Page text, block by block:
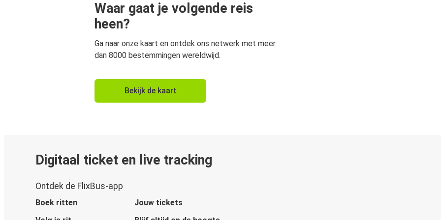
Waar gaat je volgende reis
heen?
Ga naar onze kaart en ontdek ons netwerk met meer
dan 8000 bestemmingen wereldwijd.
Bekijk de kaart
Digitaal ticket en live tracking
Ontdek de FlixBus-app
Boek ritten
Jouw tickets